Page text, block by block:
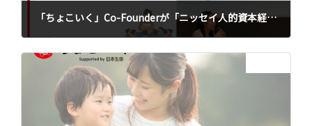
「ちょこいく」Co-Founderが「ニッセイ人的資本経営セミナー2025」に登壇しました
2025年11月7日